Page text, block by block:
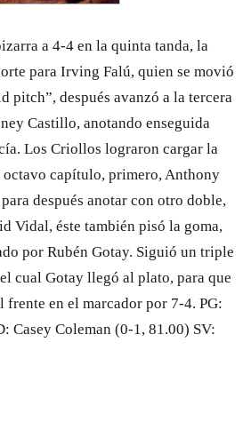
a 4-4 en la quinta tanda, la
para Irving Falú, quien se movió
pitch”, después avanzó a la tercera
Castillo, anotando enseguida
Los Criollos lograron cargar la
octavo capítulo, primero, Anthony
después anotar con otro doble,
Vidal, éste también pisó la goma,
por Rubén Gotay. Siguió un triple
cual Gotay llegó al plato, para que
frente en el marcador por 7-4. PG:
Casey Coleman (0-1, 81.00) SV: